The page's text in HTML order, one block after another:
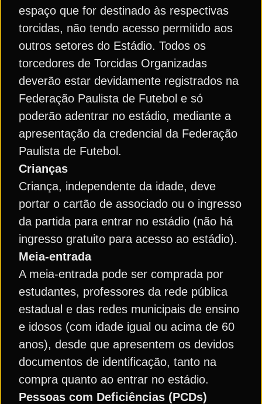
espaço que for destinado às respectivas
torcidas, não tendo acesso permitido aos
outros setores do Estádio. Todos os
torcedores de Torcidas Organizadas
deverão estar devidamente registrados na
Federação Paulista de Futebol e só
poderão adentrar no estádio, mediante a
apresentação da credencial da Federação
Paulista de Futebol.
Crianças
Criança, independente da idade, deve
portar o cartão de associado ou o ingresso
da partida para entrar no estádio (não há
ingresso gratuito para acesso ao estádio).
Meia-entrada
A meia-entrada pode ser comprada por
estudantes, professores da rede pública
estadual e das redes municipais de ensino
e idosos (com idade igual ou acima de 60
anos), desde que apresentem os devidos
documentos de identificação, tanto na
compra quanto ao entrar no estádio.
Pessoas com Deficiências (PCDs)